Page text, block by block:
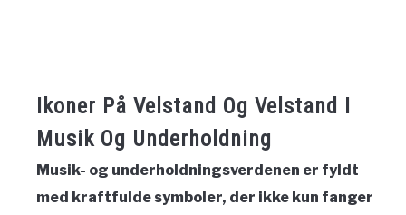
Ikoner På Velstand Og Velstand I
Musik Og Underholdning
Musik- og underholdningsverdenen er fyldt
med kraftfulde symboler, der ikke kun fanger